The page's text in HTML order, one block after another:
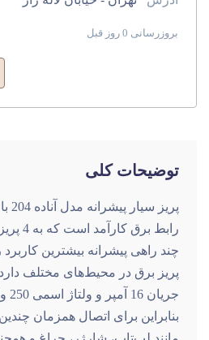
آدرس تهران - خیابان لاله زار
بروزرسانی 0 روز قبل
توضیحات کلی
پریز سیار پیشرانه مدل آناده 204 با کابل 1.8 متری
رابط
چند راهی پیشرانه بیشترین
پریز برق در محیط‌های مختلف
بنابراین برای اتصال همزمان